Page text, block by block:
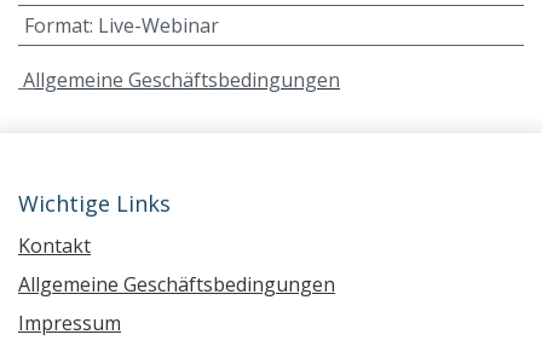
Format: Live-Webinar
Allgemeine Geschäftsbedingungen
Wichtige Links
Kontakt
Allgemeine Geschäftsbedingungen
Impressum